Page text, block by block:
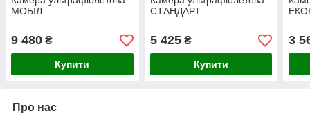
МОБІЛ
9 480 ₴
Купити
СТАНДАРТ
5 425₴
Купити
3
Про нас